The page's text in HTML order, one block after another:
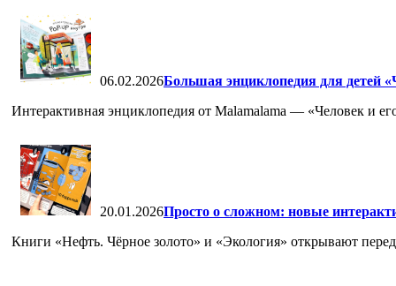
06.02.2026Большая энциклопедия для детей
Интерактивная энциклопедия от Malamalama — «Человек и
20.01.2026Просто о сложном: новые
Книги «Нефть. Чёрное золото» и «Экология» открывают